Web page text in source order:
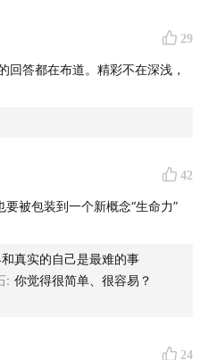
路都非常顺，然后他的机构和他
中心。所以我最喜欢的就是小时
道对，就是这种人完美你知道
你知道吗？然后长得比较丑，然
29
回答都在布道。精彩不在深浅，
42
要被包装到一个新概念“生命力”
真实的自己是最难的事
: 你觉得很简单、很容易？
24